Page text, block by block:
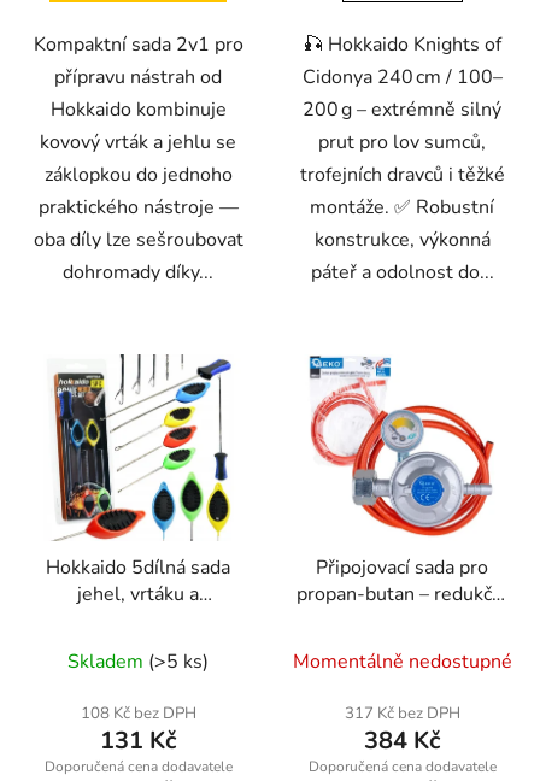
Kompaktní sada 2v1 pro
přípravu nástrah od
Hokkaido kombinuje
kovový vrták a jehlu se
záklopkou do jednoho
praktického nástroje —
oba díly lze sešroubovat
dohromady díky...
🎣 Hokkaido Knights of
Cidonya 240 cm / 100–
200 g – extrémně silný
prut pro lov sumců,
trofejních dravců i těžké
montáže. ✅ Robustní
konstrukce, výkonná
páteř a odolnost do...
Hokkaido 5dílná sada
jehel, vrtáku a
hodnocení
produktu
je
5,0
Skladem (>5 ks)
108 Kč bez DPH
131 Kč
Připojovací sada pro
propan-butan – redukční
svorky a hadice 2 m
Momentálně nedostupné
317 Kč bez DPH
384 Kč